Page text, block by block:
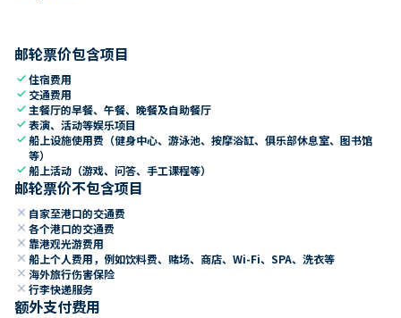
邮轮票价包含项目
check住宿费用
check 交通费用
check 主餐厅的早餐、午餐、晚餐及自助餐厅
check表演、活动等娱乐项目
check船上设施使用费（健身中心、游泳池、按摩浴缸、俱乐部休息室、图书馆
等）
check船上活动（游戏、问答、手工课程等）
邮轮票价不包含项目
close 自家至港口的交通费
close 各个港口的交通费
close 靠港观光游费用
close 船上个人费用，例如饮料费、赌场、商店、Wi-Fi、SPA、洗衣等
close 海外旅行伤害保险
close 行李快递服务
额外支付费用